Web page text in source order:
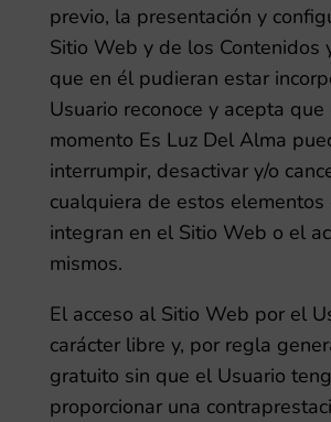
previo, la presentación y
Sitio Web y de los Contenidos
que en él pudieran estar
Usuario reconoce y acepta
momento Es Luz Del Alma
interrumpir, desactivar y/o
cualquiera de estos elementos
integran en el Sitio Web o el
mismos.
El acceso al Sitio Web por el
carácter libre y, por regla
gratuito sin que el Usuario
proporcionar una